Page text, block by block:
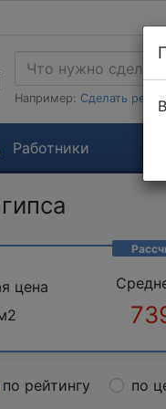
Например: Сделать
Работники
цена
по рейтингу по